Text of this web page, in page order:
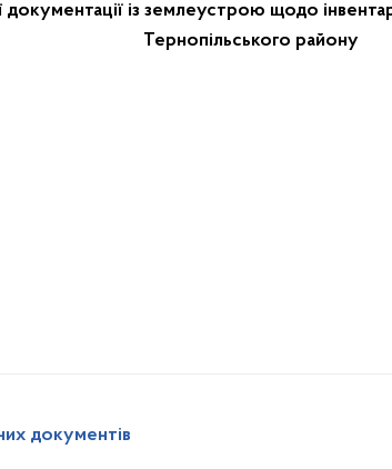
із землеустрою щодо
Тернопільського району
документів